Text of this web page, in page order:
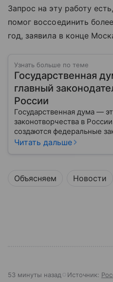
Запрос на эту работу
помог воссоединить
год, заявила в конце
Узнать больше по теме
Государственная
главный
России
Государственная дума —
законотворчества в
создаются федеральные
жизни каждого
Читать дальше
Объясняем Новости
53 минуты назад Источник: